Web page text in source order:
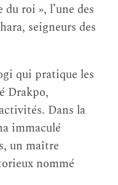
roi », l’une des
seigneurs des
qui pratique les
Drakpo,
Dans la
immaculé
un maître
nommé